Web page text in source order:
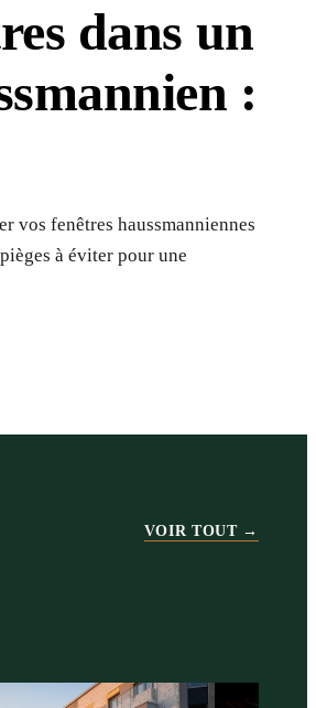
dans un
:
vos fenêtres haussmanniennes
à éviter pour une
VOIR TOUT →